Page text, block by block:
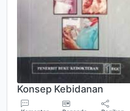
Konsep Kebidanan